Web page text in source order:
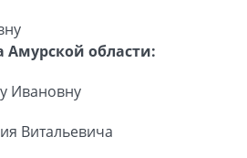
Амурской области:
Ивановну
Витальевича